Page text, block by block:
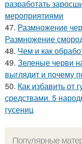
разработать
мероприятиями
47. Размножение
Размножение
48. Чем и как
49. Зеленые черви
выглядит и почему
50. Как избавить от
средствами. 5
гусениц
Популярные